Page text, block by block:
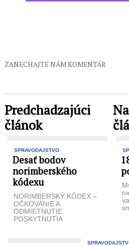
ZANECHAJTE NÁM KOMENTÁR
Predchadzajúci
článok
SPRAVODAJSTVO
Desať bodov
norimberského
kódexu
NORIMBERSKÝ KÓDEX –
OČKOVANIE A
ODMIETNUTIE
POSKYTNUTIA
Dobrovoľný súhlas ľudskej